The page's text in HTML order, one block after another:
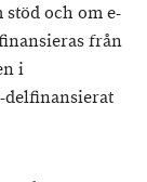
och om e-
från
i
delfinansierat